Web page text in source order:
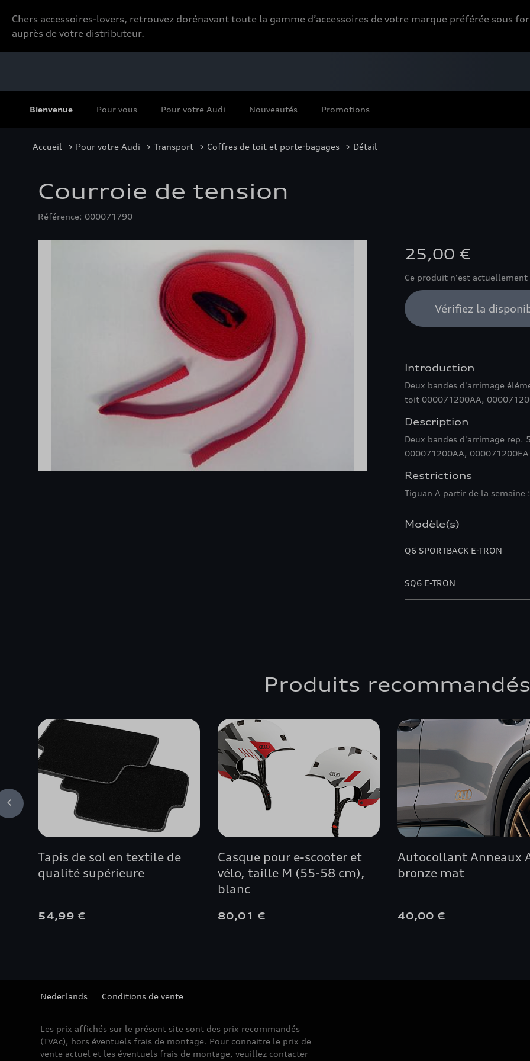
Chers accessoires-lovers, retrouvez dorénavant toute la gamme d’accessoires de votre marque préférée sous
auprès de votre distributeur.
Bienvenue Pour vous Pour votre Audi Nouveautés Promotions
Accueil > Pour votre Audi > Transport > Coffres de toit et porte-bagages > Détail
Courroie de tension
Référence: 000071790
25,00 €
Ce produit n'est actuellement
Vérifiez la
Introduction
Deux bandes d'arrimage
toit 000071200AA,
Description
Deux bandes d'arrimage
000071200AA,
Restrictions
Tiguan A partir de la semaine
Modèle(s)
Q6 SPORTBACK E-TRON
SQ6 E-TRON
Produits
Tapis de sol en textile de
qualité supérieure
54,99 €
Casque pour e-scooter et
vélo, taille M (55-58 cm),
blanc
80,01 €
Autocollant Anneaux
bronze mat
40,00 €
Nederlands Conditions de vente
Les prix affichés sur le présent site sont des prix recommandés
(TVAc), hors éventuels frais de montage. Pour connaitre le prix de
vente actuel et les éventuels frais de montage, veuillez contacter